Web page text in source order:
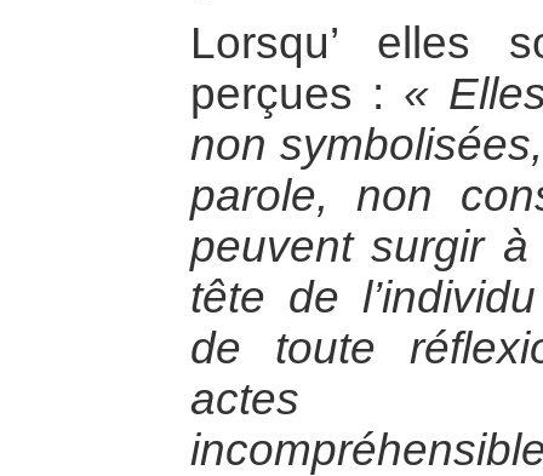
Lorsqu’ elles
perçues : «
non
parole, non
peuvent surgir
tête de
de toute
actes